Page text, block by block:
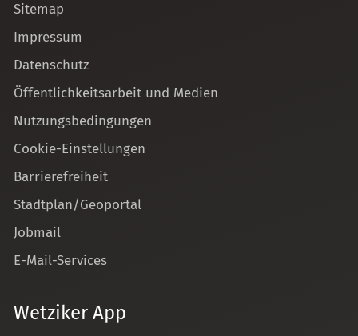
Sitemap
Impressum
Datenschutz
Öffentlichkeitsarbeit und Medien
Nutzungsbedingungen
Cookie-Einstellungen
Barrierefreiheit
Stadtplan/Geoportal
Jobmail
E-Mail-Services
Wetziker App